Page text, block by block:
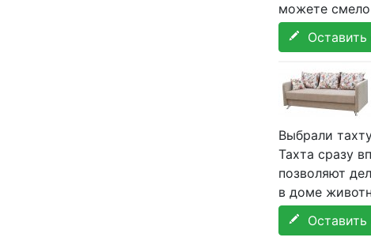
можете смело
Оставить
Выбрали
Тахта сразу
позволяют
в доме
Оставить